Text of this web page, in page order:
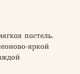
пастель.
яркой